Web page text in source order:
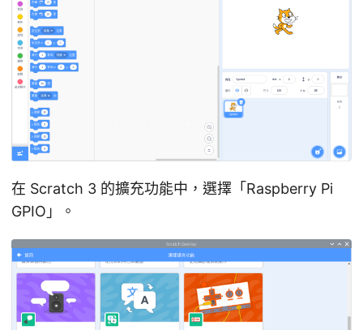
在 Scratch 3 的擴充功能中，選擇「Raspberry Pi
GPIO」。